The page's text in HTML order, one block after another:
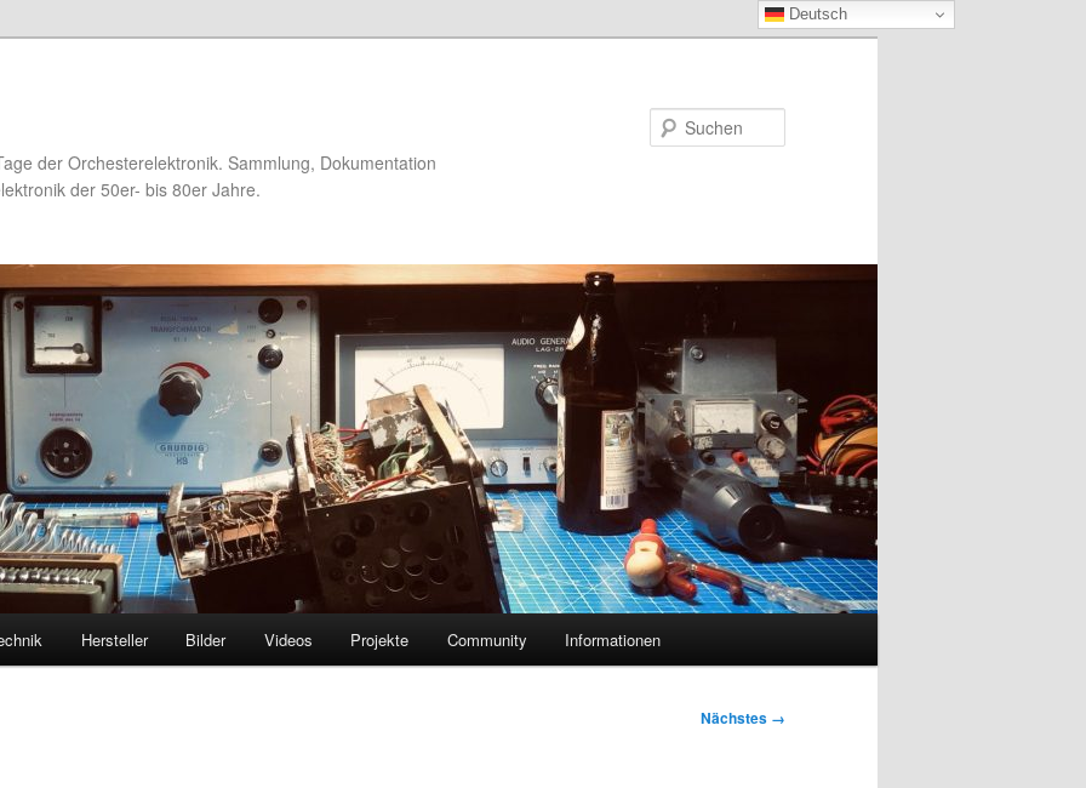
der Orchesterelektronik. Sammlung, Dokumentation
der 50er- bis 80er Jahre.
Hersteller Bilder Videos Projekte Community Informationen
Nächstes →
Deutsch